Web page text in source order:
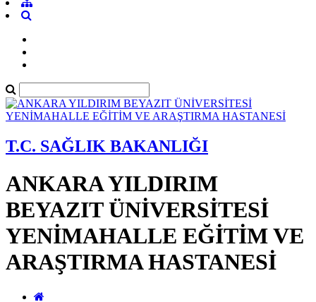
T.C. SAĞLIK BAKANLIĞI
ANKARA YILDIRIM
BEYAZIT ÜNİVERSİTESİ
YENİMAHALLE EĞİTİM VE
ARAŞTIRMA HASTANESİ